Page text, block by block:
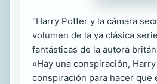
"Harry Potter y la cámara
volumen de la ya clásica
fantásticas de la autora
«Hay una conspiración,
conspiración para hacer que